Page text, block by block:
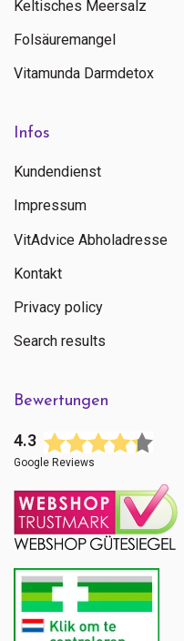
Keltisches Meersalz
Folsäuremangel
Vitamunda Darmdetox
Infos
Kundendienst
Impressum
VitAdvice Abholadresse
Kontakt
Privacy policy
Search results
Bewertungen
4.3
Google Reviews